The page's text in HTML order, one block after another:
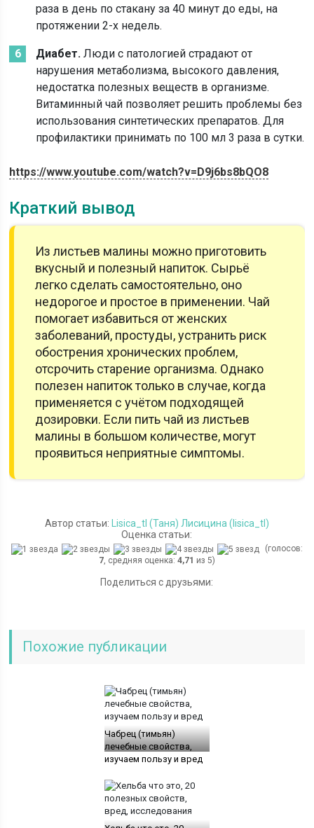
раза в день по стакану за 40 минут до еды, на
протяжении 2-х недель.
Диабет. Люди с патологией страдают от
нарушения метаболизма, высокого давления,
недостатка полезных веществ в организме.
Витаминный чай позволяет решить проблемы без
использования синтетических препаратов. Для
профилактики принимать по 100 мл 3 раза в сутки.
https://www.youtube.com/watch?v=D9j6bs8bQO8
Краткий вывод
Из листьев малины можно приготовить
вкусный и полезный напиток. Сырьё
легко сделать самостоятельно, оно
недорогое и простое в применении. Чай
помогает избавиться от женских
заболеваний, простуды, устранить риск
обострения хронических проблем,
отсрочить старение организма. Однако
полезен напиток только в случае, когда
применяется с учётом подходящей
дозировки. Если пить чай из листьев
малины в большом количестве, могут
проявиться неприятные симптомы.
Автор статьи:
Lisica_tl (Таня) Лисицина (lisica_tl)
Оценка статьи:
(голосов:
7, средняя оценка: 4,71 из 5)
Поделиться с друзьями:
Похожие публикации
Чабрец (тимьян)
лечебные свойства,
изучаем пользу и вред